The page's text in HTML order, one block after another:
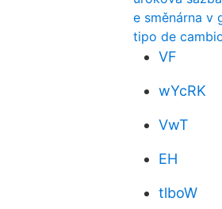
e směnárna v
tipo de
VF
wYcRK
VwT
EH
tlboW